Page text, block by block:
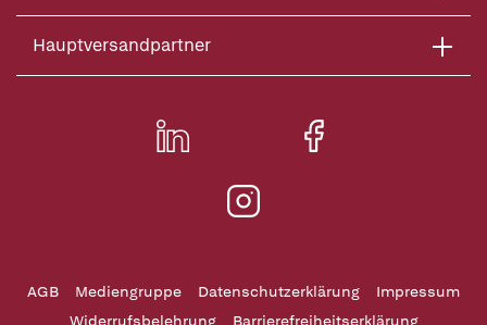
Hauptversandpartner
AGB Mediengruppe Datenschutzerklärung
Impressum
Widerrufsbelehrung
Barrierefreiheitserklärung